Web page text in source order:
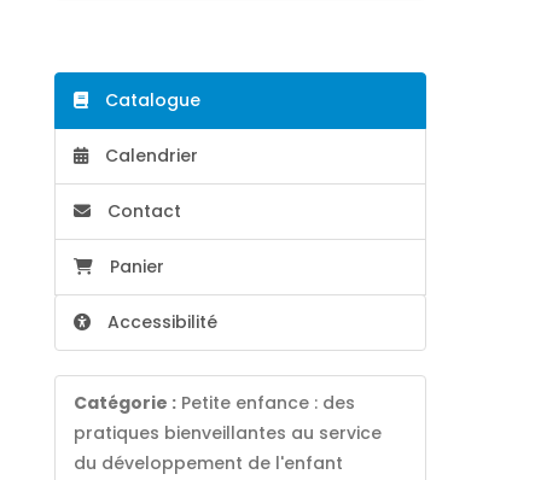
Catalogue
Calendrier
Contact
Panier
Accessibilité
Catégorie : Petite enfance : des
pratiques bienveillantes au service
du développement de l'enfant